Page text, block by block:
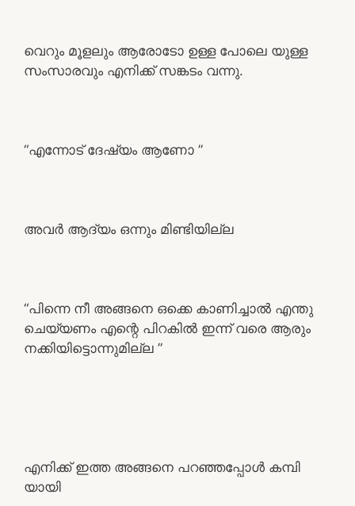
വെറും മൂളലും ആരോടോ ഉള്ള പോലെ യുള്ള
സംസാരവും എനിക്ക് സങ്കടം വന്നു.
“എന്നോട് ദേഷ്യം ആണോ ”
അവർ ആദ്യം ഒന്നും മിണ്ടിയില്ല
“പിന്നെ നീ അങ്ങനെ ഒക്കെ കാണിച്ചാൽ എന്തു
ചെയ്യണം എന്റെ പിറകിൽ ഇന്ന് വരെ ആരും
നക്കിയിട്ടൊന്നുമില്ല ”
എനിക്ക് ഇത്ത അങ്ങനെ പറഞ്ഞപ്പോൾ കമ്പി
യായി